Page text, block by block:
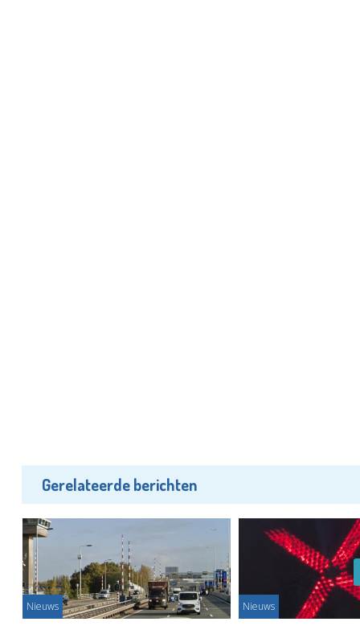
Gerelateerde berichten
Nieuws Nieuws